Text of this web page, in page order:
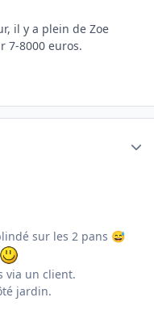
il y a plein de Zoe
7-8000 euros.
sur les 2 pans 😅
via un client.
jardin.